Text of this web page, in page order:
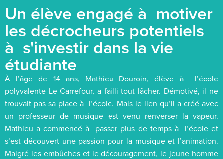
Un élève engagé à motiver
les décrocheurs potentiels
à s'investir dans la vie
étudiante
À l’âge de 14 ans, Mathieu Douroin, élève à l’école
polyvalente Le Carrefour, a failli tout lâcher. Démotivé, il ne
trouvait pas sa place à l’école. Mais le lien qu’il a créé avec
un professeur de musique est venu renverser la vapeur.
Mathieu a commencé à passer plus de temps à l’école et
s’est découvert une passion pour la musique et l’animation.
Malgré les embûches et le découragement, le jeune homme